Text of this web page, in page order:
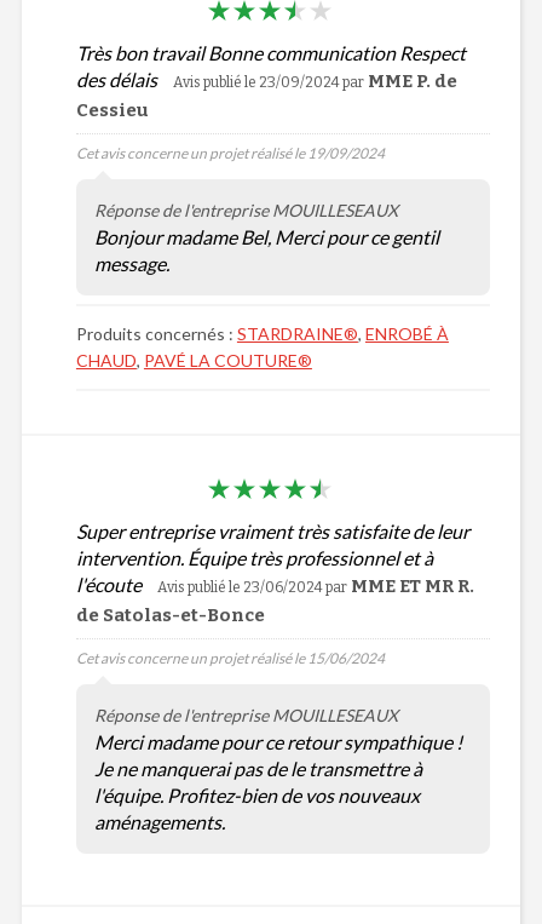
Très bon travail Bonne communication Respect
des délais
Avis publié le 23/09/2024par MME P. de
Cessieu
Cet avis concerne un projet réalisé le 19/09/2024
Réponse de l'entreprise MOUILLESEAUX
Bonjour madame Bel, Merci pour ce gentil
message.
Produits concernés : STARDRAINE®, ENROBÉ À
CHAUD, PAVÉ LA COUTURE®
Super entreprise vraiment très satisfaite de leur
intervention. Équipe très professionnel et à
l'écoute
Avis publié le 23/06/2024par MME ET MR R.
de Satolas-et-Bonce
Cet avis concerne un projet réalisé le 15/06/2024
Réponse de l'entreprise MOUILLESEAUX
Merci madame pour ce retour sympathique !
Je ne manquerai pas de le transmettre à
l'équipe. Profitez-bien de vos nouveaux
aménagements.